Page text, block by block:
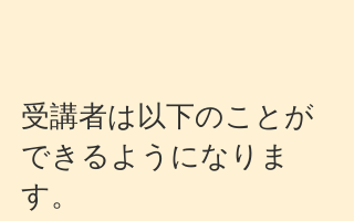
受講者は以下のことが
できるようになりま
す。